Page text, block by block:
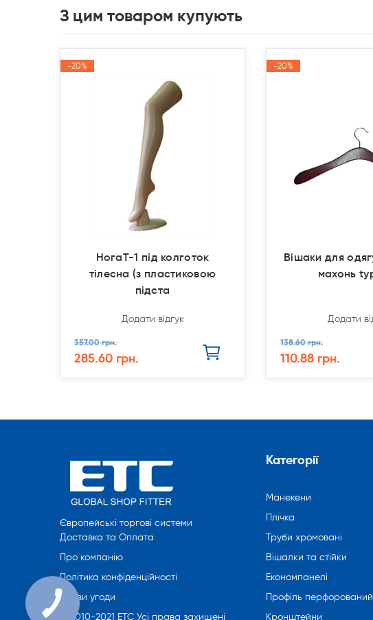
З цим товаром купують
-20%
-20%
НогаT-1 під колготок
тілесна (з пластиковою
підста
Додати відгук
357.00 грн.
285.60 грн.
-20%
-20%
Вішаки для
махонь
Додати
138.60 грн.
110.88 грн.
Європейські торгові системи
Доставка та Оплата
Про компанію
Політика конфіденційності
Умови угоди
© 2010-2021 ETC Усі права захищені
Категорії
Манекени
Плічка
Труби хромовані
Вішалки та стійки
Економпанелі
Профіль перфорований
Кронштейни